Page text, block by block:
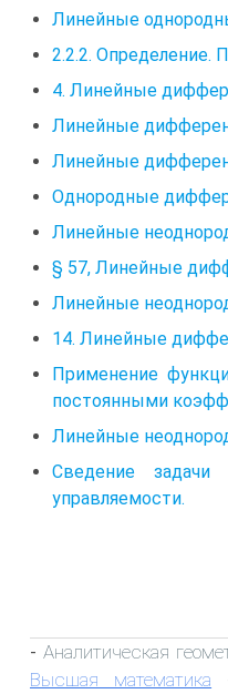
Линейные
2.2.2. Определение.
4. Линейные
Линейные
Линейные
Однородные
Линейные
§ 57, Линейные
Линейные
14. Линейные
Применение
постоянными
Линейные
Сведение
управляемости.
- Аналитическая
Высшая математика